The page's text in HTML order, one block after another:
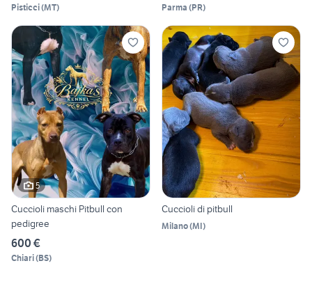
Pisticci(MT) Parma (PR)
5
Cuccioli maschi Pitbull con
pedigree
600 €
Chiari(BS)
Cuccioli di pitbull
Milano(MI)